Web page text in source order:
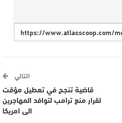
التالي
قاضية تنجح في تعطيل مؤقت
لقرار منع ترامب لتوافد المهاجرين
الى امريكا